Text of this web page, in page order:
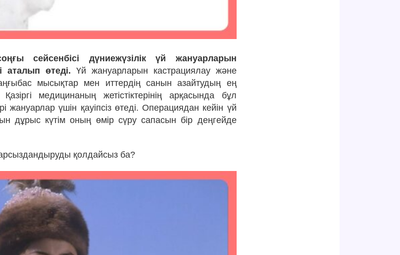
сейсенбісі дүниежүзілік үй жануарларын
аталып өтеді. Үй жануарларын кастрациялау және
мысықтар мен иттердің санын азайтудың ең
Қазіргі медицинаның жетістіктерінің арқасында бұл
үшін қауіпсіз өтеді. Операциядан кейін үй
дұрыс күтім оның өмір сүру сапасын бір деңгейде
қолдайсыз ба?